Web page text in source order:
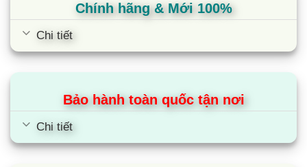
Chính hãng & Mới 100%
Chi tiết
Bảo hành toàn quốc tận nơi
Chi tiết